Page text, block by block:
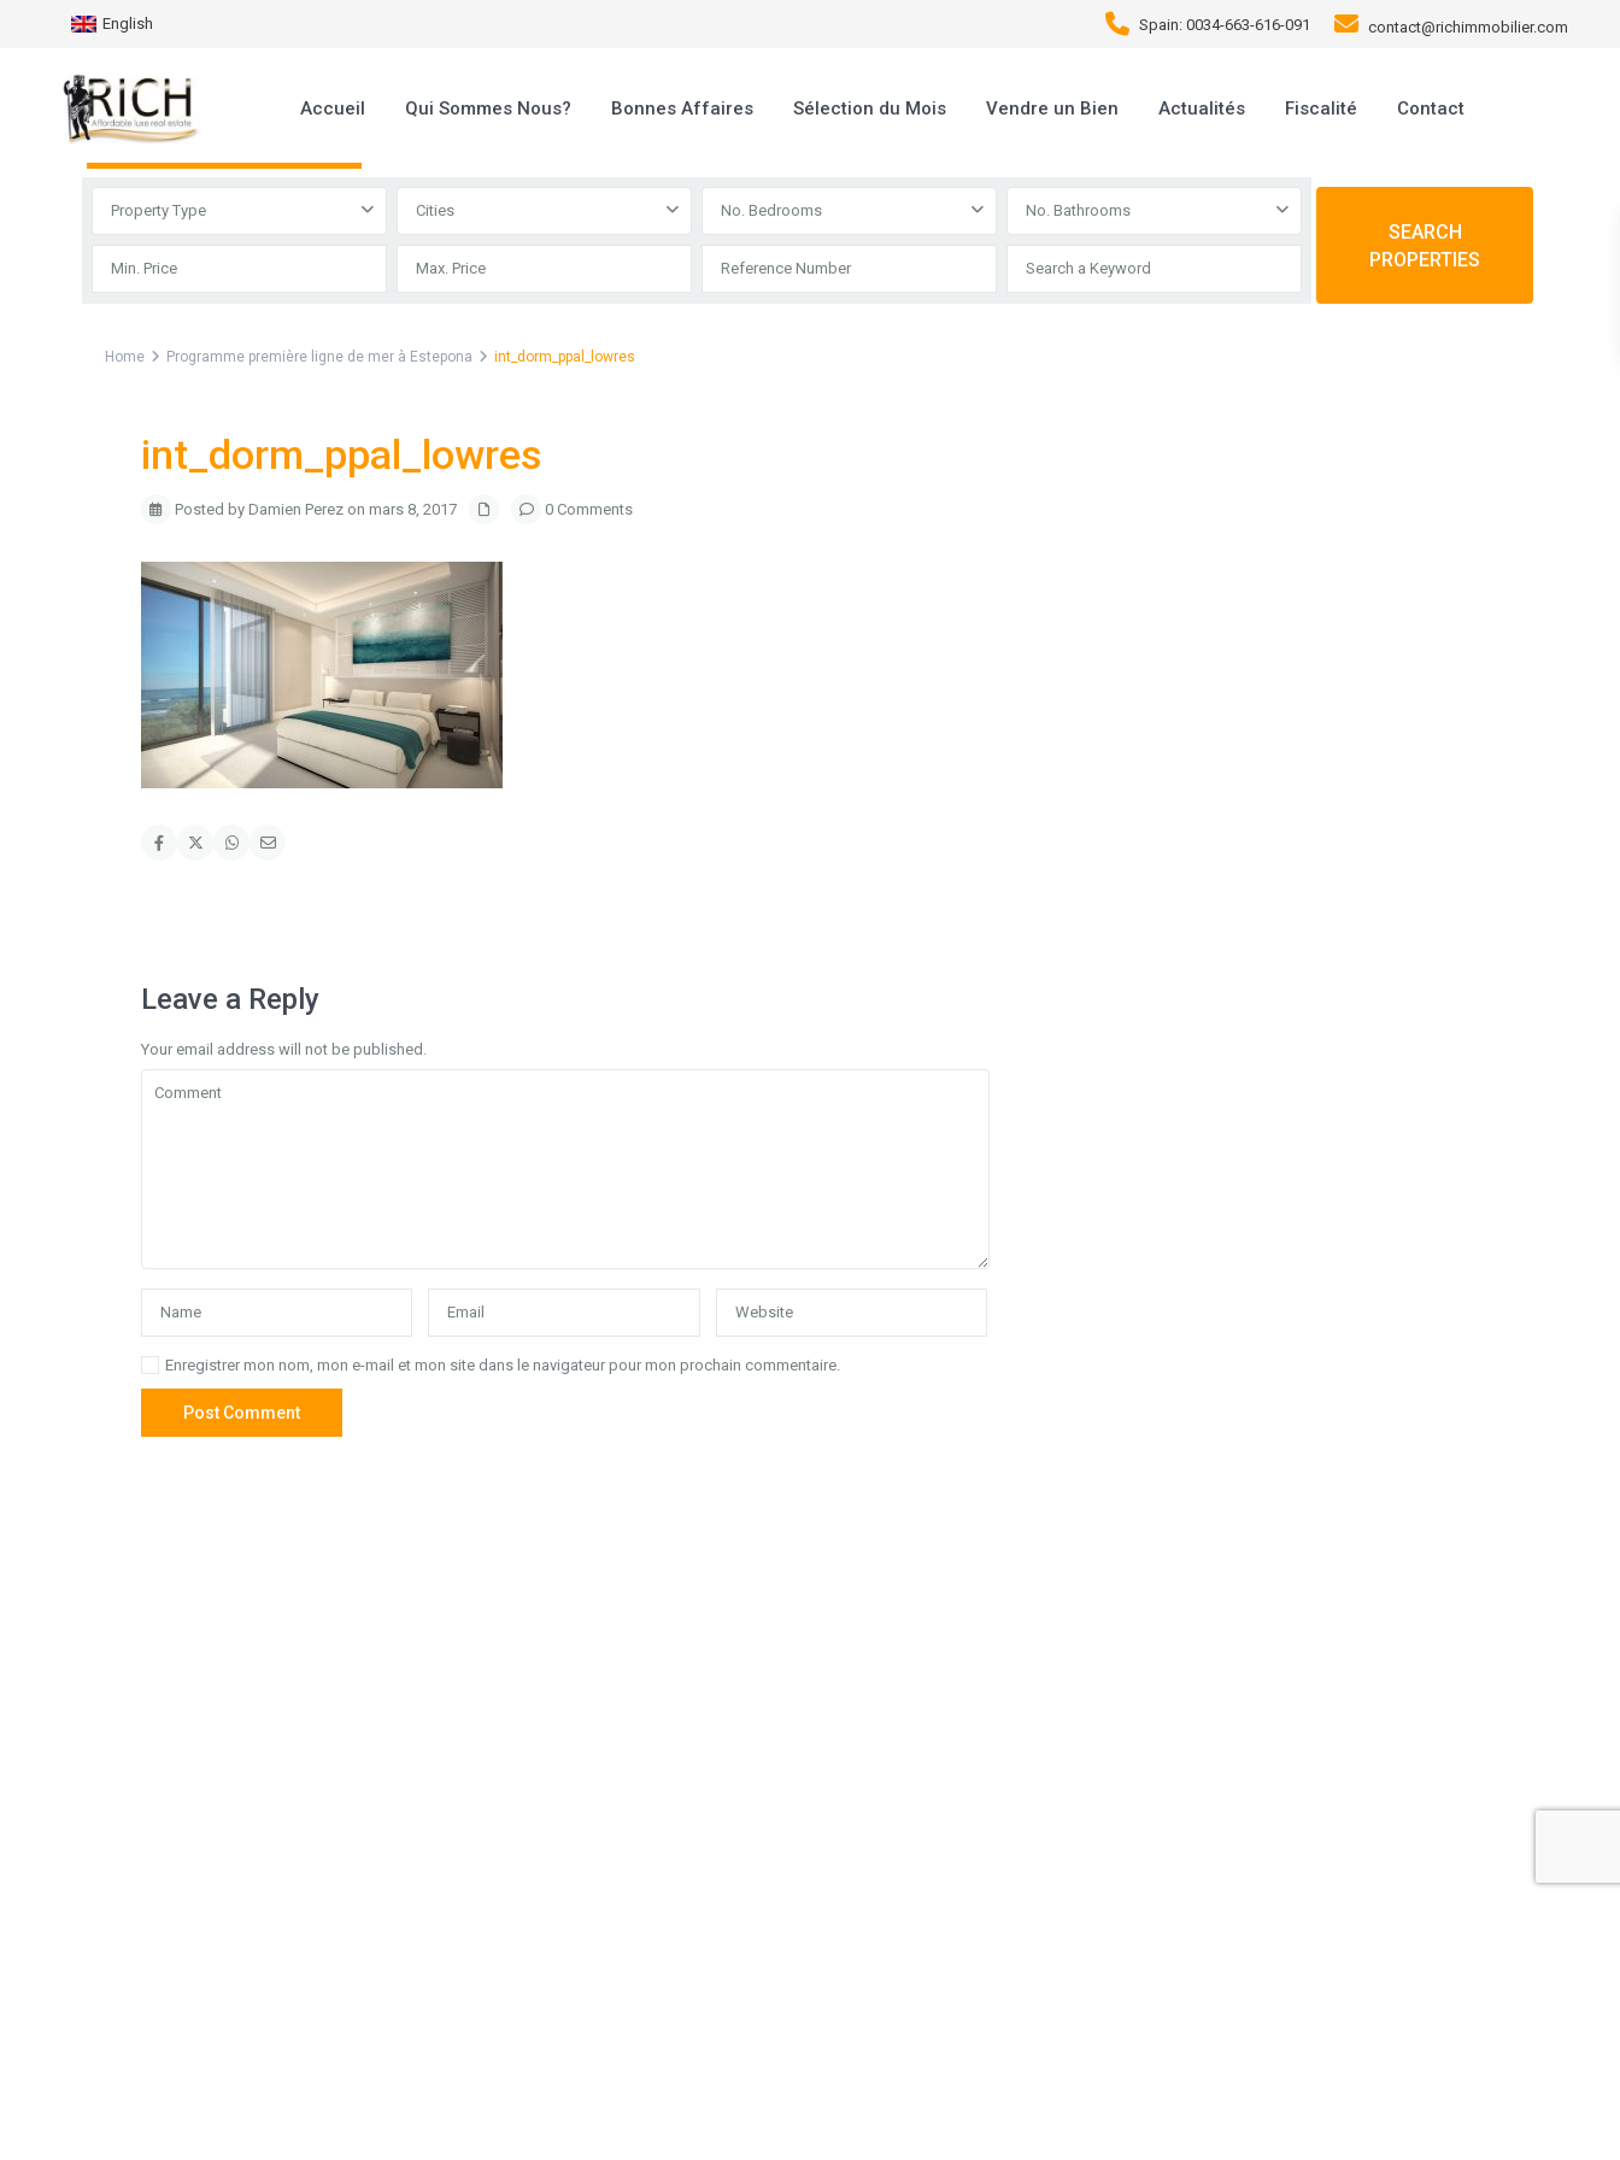
English Spain: 0034-663-616-091 contact@richimmobilier.com
Accueil Qui Sommes Nous? Bonnes Affaires Sélection du Mois Vendre un Bien Actualités Fiscalité
Contact
Advanced Search
Property Type Cities No. Bedrooms No. Bathrooms
SEARCH
PROPERTIES
Home Programme première ligne de mer à Estepona int_dorm_ppal_lowres
int_dorm_ppal_lowres
Posted by Damien Perez on mars 8, 2017 0 Comments
Leave a Reply
Your email address will not be published.
Enregistrer mon nom, mon e-mail et mon site dans le navigateur pour mon prochain commentaire.